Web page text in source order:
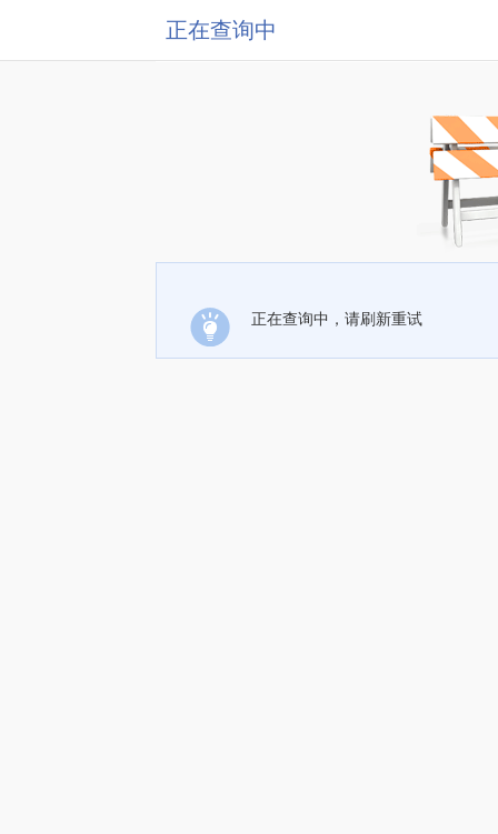
正在查询中
正在查询中，请刷新重试